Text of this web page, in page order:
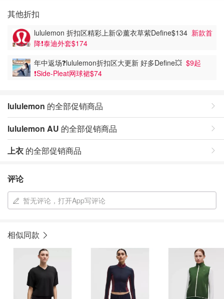
其他折扣
lululemon 折扣区精彩上新😮薰衣草紫Define$134 新款首
降❗️泰迪外套$174
年中返场❓️lululemon折扣区大更新 好多Define💥 $9起
❗️Side-Pleat网球裙$74
lululemon 的全部促销商品
lululemon AU 的全部促销商品
上衣 的全部促销商品
评论
暂无评论，打开App写评论
相似同款